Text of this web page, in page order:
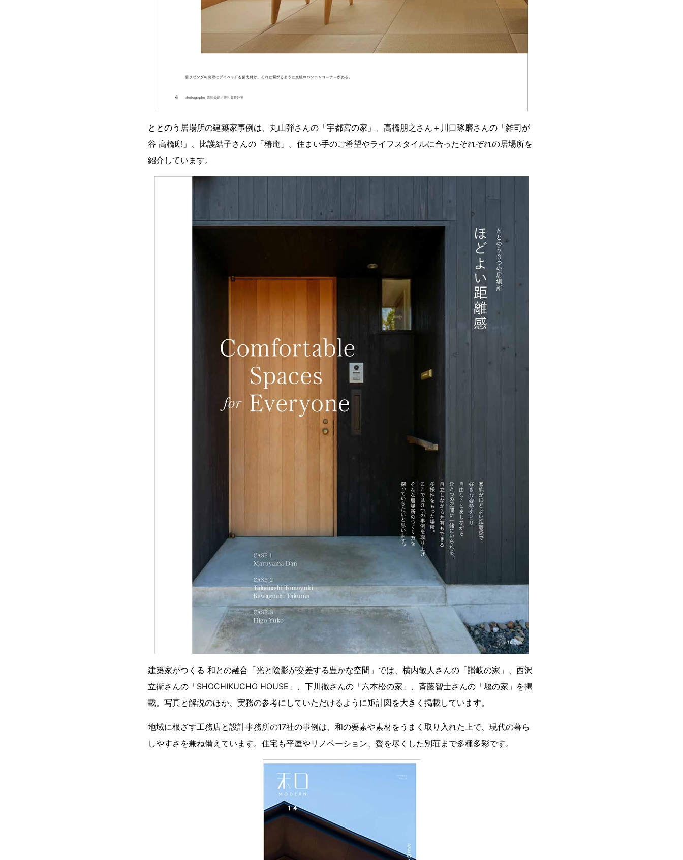
ととのう居場所の建築家事例は、丸山弾さんの「宇都宮の家」、高橋朋之さん＋川口琢磨さんの「雑司が
谷 高橋邸」、比護結子さんの「椿庵」。住まい手のご希望やライフスタイルに合ったそれぞれの居場所を
紹介しています。
建築家がつくる 和との融合「光と陰影が交差する豊かな空間」では、横内敏人さんの「讃岐の家」、西沢
立衛さんの「SHOCHIKUCHO HOUSE」、下川徹さんの「六本松の家」、斉藤智士さんの「堰の家」を掲
載。写真と解説のほか、実務の参考にしていただけるように矩計図を大きく掲載しています。
地域に根ざす工務店と設計事務所の17社の事例は、和の要素や素材をうまく取り入れた上で、現代の暮ら
しやすさを兼ね備えています。住宅も平屋やリノベーション、贅を尽くした別荘まで多種多彩です。